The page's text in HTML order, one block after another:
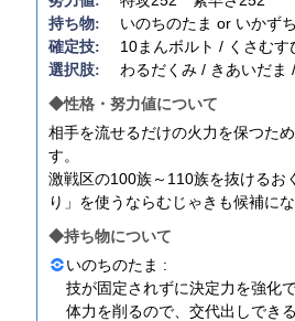
持ち物: いのちのたま or いかず
確定技: 10まんボルト / くさむ
選択肢:
わるだくみ / きあいだま
◆性格・努力値について
相手を流せるだけの火力を保つた
す。
激戦区の100族～110族を抜けるお
り」を使うならむじゃきも候補にな
◆持ち物について
いのちのたま :
技が固定されずに決定力を強化
体力を削るので、交代出しでき